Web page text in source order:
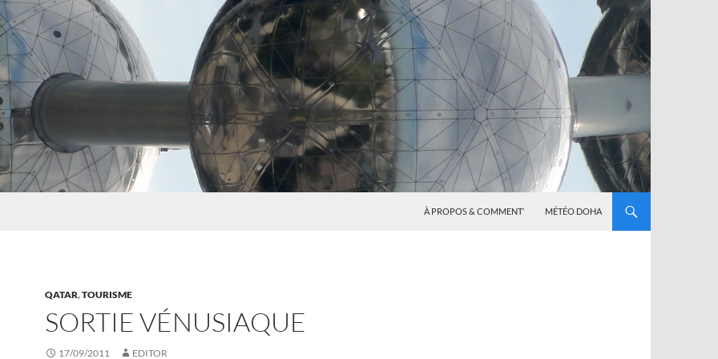
À PROPOS & COMMENT’ MÉTÉO DOHA
QATAR,TOURISME
SORTIE VÉNUSIAQUE
17/09/2011 EDITOR